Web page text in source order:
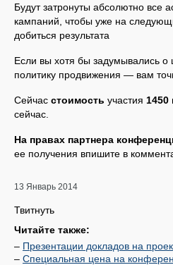
Будут затронуты абсолютно все
кампаний, чтобы уже на
добиться результата
Если вы хотя бы задумывались о
политику продвижения — вам
Сейчас стоимость участия 1450
сейчас.
На правах партнера
ее получения впишите в
13 Январь 2014
Твитнуть
Читайте также:
– Презентации докладов на
– Специальная цена на